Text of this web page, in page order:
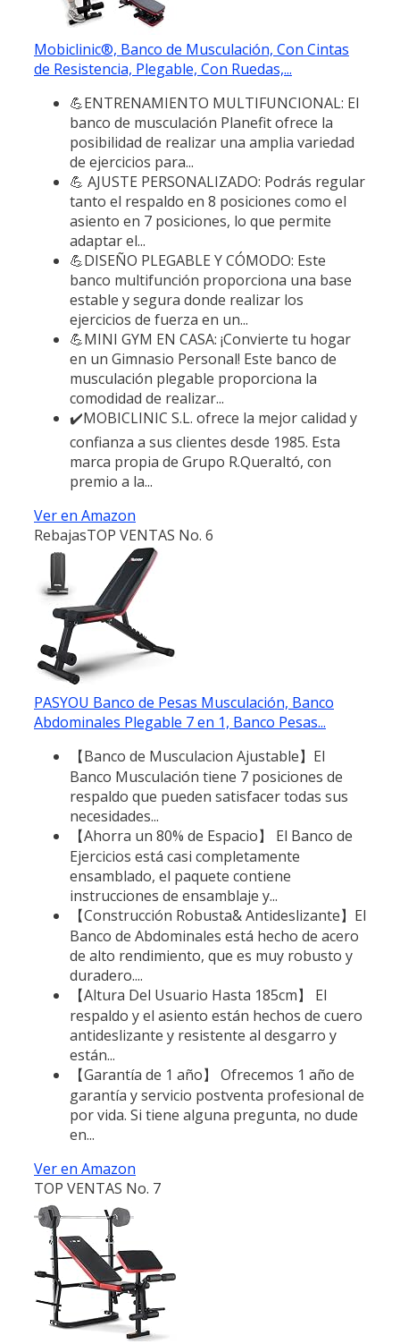
Mobiclinic®, Banco de Musculación, Con Cintas
de Resistencia, Plegable, Con Ruedas,...
💪ENTRENAMIENTO MULTIFUNCIONAL: El
banco de musculación Planefit ofrece la
posibilidad de realizar una amplia variedad
de ejercicios para...
💪 AJUSTE PERSONALIZADO: Podrás regular
tanto el respaldo en 8 posiciones como el
asiento en 7 posiciones, lo que permite
adaptar el...
💪DISEÑO PLEGABLE Y CÓMODO: Este
banco multifunción proporciona una base
estable y segura donde realizar los
ejercicios de fuerza en un...
💪MINI GYM EN CASA: ¡Convierte tu hogar
en un Gimnasio Personal! Este banco de
musculación plegable proporciona la
comodidad de realizar...
✔️MOBICLINIC S.L. ofrece la mejor calidad y
confianza a sus clientes desde 1985. Esta
marca propia de Grupo R.Queraltó, con
premio a la...
Ver en Amazon
RebajasTOP VENTAS No. 6
PASYOU Banco de Pesas Musculación, Banco
Abdominales Plegable 7 en 1, Banco Pesas...
【Banco de Musculacion Ajustable】El
Banco Musculación tiene 7 posiciones de
respaldo que pueden satisfacer todas sus
necesidades...
【Ahorra un 80% de Espacio】 El Banco de
Ejercicios está casi completamente
ensamblado, el paquete contiene
instrucciones de ensamblaje y...
【Construcción Robusta& Antideslizante】El
Banco de Abdominales está hecho de acero
de alto rendimiento, que es muy robusto y
duradero....
【Altura Del Usuario Hasta 185cm】 El
respaldo y el asiento están hechos de cuero
antideslizante y resistente al desgarro y
están...
【Garantía de 1 año】 Ofrecemos 1 año de
garantía y servicio postventa profesional de
por vida. Si tiene alguna pregunta, no dude
en...
Ver en Amazon
TOP VENTAS No. 7